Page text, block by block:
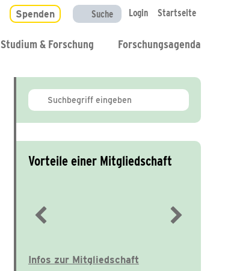
Spenden Suche Login Startseite
Studium & Forschung Forschungsagenda
Vorteile einer Mitgliedschaft
Infos zur Mitgliedschaft